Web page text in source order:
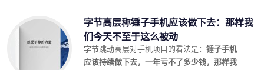
字节高层称锤子手机应该做下去：那样我
们今天不至于这么被动
字节跳动高层对手机项目的看法是： 锤子手机
应该持续做下去，一年亏不了多少钱，那样我